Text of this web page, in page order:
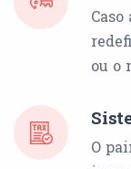
ou o
O